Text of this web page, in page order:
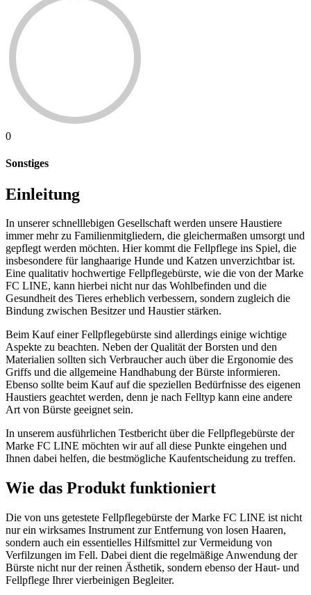
0
Sonstiges
Einleitung
In unserer schnelllebigen Gesellschaft werden unsere Haustiere
immer mehr zu Familienmitgliedern, die gleichermaßen umsorgt und
gepflegt werden möchten. Hier kommt die Fellpflege ins Spiel, die
insbesondere für langhaarige Hunde und Katzen unverzichtbar ist.
Eine qualitativ hochwertige Fellpflegebürste, wie die von der Marke
FC LINE, kann hierbei nicht nur das Wohlbefinden und die
Gesundheit des Tieres erheblich verbessern, sondern zugleich die
Bindung zwischen Besitzer und Haustier stärken.
Beim Kauf einer Fellpflegebürste sind allerdings einige wichtige
Aspekte zu beachten. Neben der Qualität der Borsten und den
Materialien sollten sich Verbraucher auch über die Ergonomie des
Griffs und die allgemeine Handhabung der Bürste informieren.
Ebenso sollte beim Kauf auf die speziellen Bedürfnisse des eigenen
Haustiers geachtet werden, denn je nach Felltyp kann eine andere
Art von Bürste geeignet sein.
In unserem ausführlichen Testbericht über die Fellpflegebürste der
Marke FC LINE möchten wir auf all diese Punkte eingehen und
Ihnen dabei helfen, die bestmögliche Kaufentscheidung zu treffen.
Wie das Produkt funktioniert
Die von uns getestete Fellpflegebürste der Marke FC LINE ist nicht
nur ein wirksames Instrument zur Entfernung von losen Haaren,
sondern auch ein essentielles Hilfsmittel zur Vermeidung von
Verfilzungen im Fell. Dabei dient die regelmäßige Anwendung der
Bürste nicht nur der reinen Ästhetik, sondern ebenso der Haut- und
Fellpflege Ihrer vierbeinigen Begleiter.